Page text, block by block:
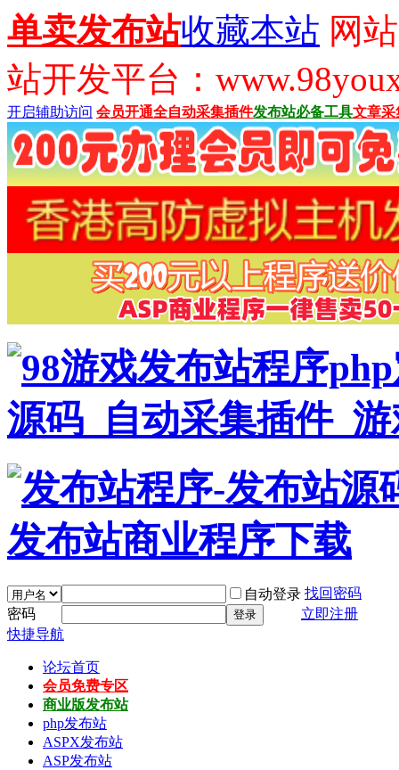
单卖发布站收藏本站 网
站开发平台：
开启辅助访问 会员开通全自动采集插件发布站必备工具文章采
自动登录 找回密码
密码
登录
立即注册
快捷导航
论坛首页
会员免费专区
商业版发布站
php发布站
ASPX发布站
ASP发布站